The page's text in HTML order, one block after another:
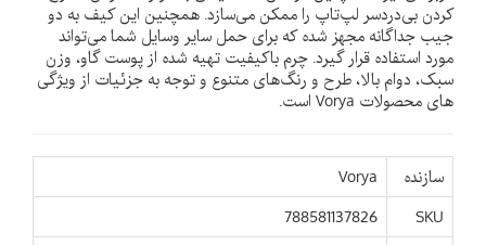
کردن بی‌دردسر لپ‌تاپ را ممکن می‌سازد. همچنین این کیف به دو
جیب جداگانه مجهز شده که برای حمل سایر وسایل شما می‌تواند
مورد استفاده قرار گیرد. چرم باکیفیت تهیه شده از پوست گاو، وزن
سبک، دوام بالا، طرح و رنگ‌های متنوع و توجه به جزئیات از ویژگی
های محصولات Vorya است.
سازنده
Vorya
SKU
788581137826